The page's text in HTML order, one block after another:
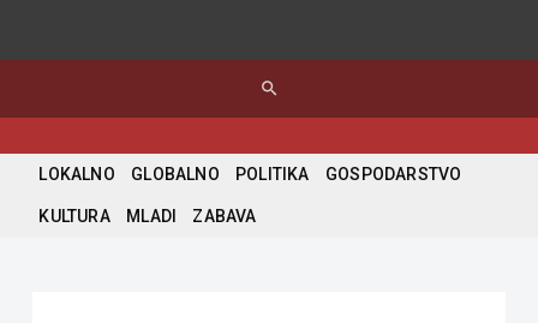
search
LOKALNO GLOBALNO POLITIKA GOSPODARSTVO
KULTURA MLADI ZABAVA